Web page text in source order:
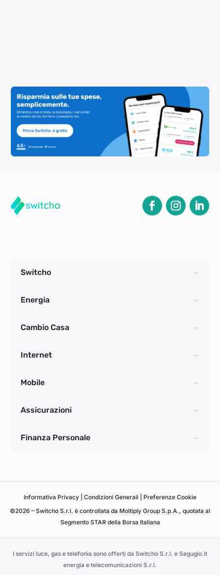
Switcho
Energia
Cambio Casa
Internet
Mobile
Assicurazioni
Finanza Personale
Informativa Privacy Condizioni Generali
Preferenze Cookie
©2026 – Switcho S.r.l. è controllata da Moltiply Group S.p.A., quotata al
Segmento STAR della Borsa Italiana
I servizi luce, gas e telefonia sono offerti da Switcho S.r.l. e Segugio.it
energia e telecomunicazioni S.r.l.